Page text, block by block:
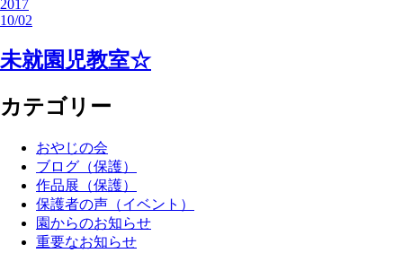
2017
10/02
未就園児教室☆
カテゴリー
おやじの会
ブログ（保護）
作品展（保護）
保護者の声（イベント）
園からのお知らせ
重要なお知らせ